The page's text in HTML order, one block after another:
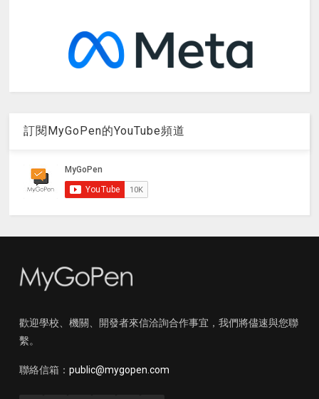
訂閱MyGoPen的YouTube頻道
歡迎學校、機關、開發者來信洽詢合作事宜，我們將儘速與您聯
繫。
聯絡信箱： public@mygopen.com